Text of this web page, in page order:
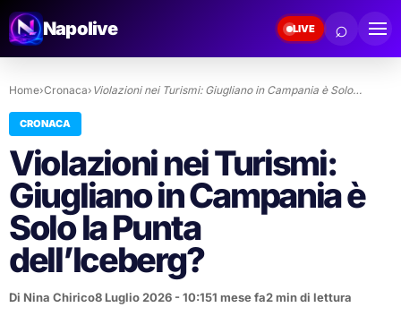
Napolive LIVE ⌕
Home›Cronaca› Violazioni nei Turismi: Giugliano in Campania è Solo…
CRONACA
Violazioni nei Turismi:
Giugliano in Campania è
Solo la Punta
dell’Iceberg?
Di Nina Chirico8 Luglio 2026 - 10:151 mese fa2 min di lettura